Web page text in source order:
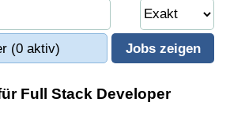
(0 aktiv)
Full Stack Developer